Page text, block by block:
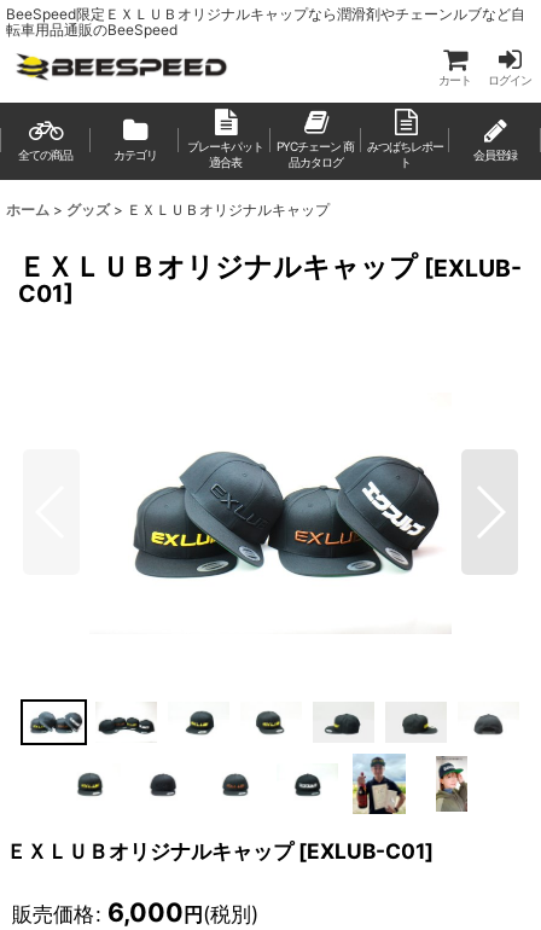
BeeSpeed限定ＥＸＬＵＢオリジナルキャップなら潤滑剤やチェーンルブなど自
転車用品通販のBeeSpeed
カート ログイン
全ての商品 カテゴリ
ブレーキパット
適合表
PYCチェーン 商
品カタログ
みつばちレポー
ト
会員登録
ホーム > グッズ > ＥＸＬＵＢオリジナルキャップ
ＥＸＬＵＢオリジナルキャップ [EXLUB-
C01]
ＥＸＬＵＢオリジナルキャップ [EXLUB-C01]
販売価格: 6,000 円 (税別)